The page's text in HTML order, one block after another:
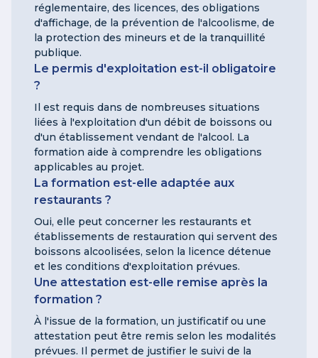
réglementaire, des licences, des obligations
d'affichage, de la prévention de l'alcoolisme, de
la protection des mineurs et de la tranquillité
publique.
Le permis d'exploitation est-il obligatoire
?
Il est requis dans de nombreuses situations
liées à l'exploitation d'un débit de boissons ou
d'un établissement vendant de l'alcool. La
formation aide à comprendre les obligations
applicables au projet.
La formation est-elle adaptée aux
restaurants ?
Oui, elle peut concerner les restaurants et
établissements de restauration qui servent des
boissons alcoolisées, selon la licence détenue
et les conditions d'exploitation prévues.
Une attestation est-elle remise après la
formation ?
À l'issue de la formation, un justificatif ou une
attestation peut être remis selon les modalités
prévues. Il permet de justifier le suivi de la